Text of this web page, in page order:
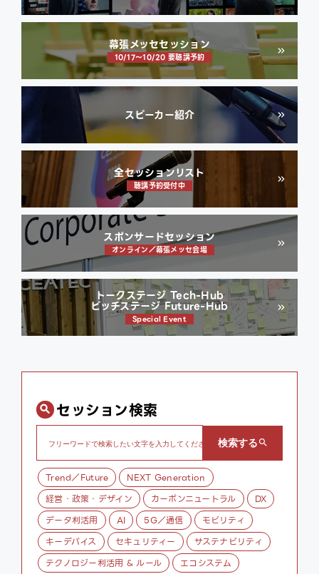
幕張メッセセッション
10/17〜10/20 要聴講予約
スピーカー紹介
全セッションリスト
聴講予約受付中
スポンサードセッション
オンライン／幕張メッセ会場
トークステージ Tech-Hub
ピッチステージ Future-Hub
Special Event
セッション検索
Trend／Future
NEXT Generation
経営・政策・デザイン
カーボンニュートラル
DX
データ利活用
AI 5G／通信
モビリティ
キーデバイス
セキュリティー
サステナビリティ
テクノロジー利活用 & ルール
エコシステム